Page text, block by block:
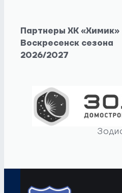
Партнеры ХК «Химик»
Воскресенск сезона
2026/2027